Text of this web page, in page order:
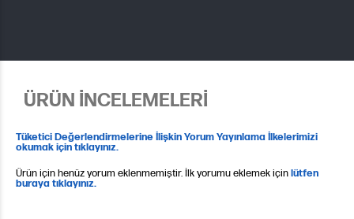
ÜRÜN İNCELEMELERİ
Tüketici Değerlendirmelerine İlişkin Yorum Yayınlama İlkelerimizi
okumak için tıklayınız.
Ürün için henüz yorum eklenmemiştir. İlk yorumu eklemek içinlütfen
buraya tıklayınız.